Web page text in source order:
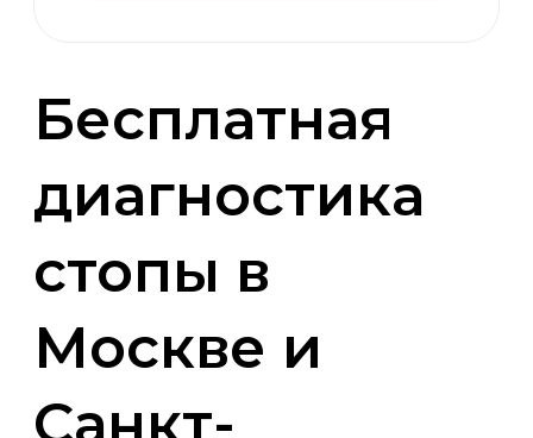
Бесплатная
диагностика
стопы в
Москве и